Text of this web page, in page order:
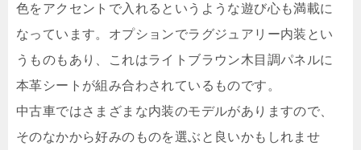
色をアクセントで入れるというような遊び心も満載に
なっています。オプションでラグジュアリー内装とい
うものもあり、これはライトブラウン木目調パネルに
本革シートが組み合わされているものです。
中古車ではさまざまな内装のモデルがありますので、
そのなかから好みのものを選ぶと良いかもしれませ